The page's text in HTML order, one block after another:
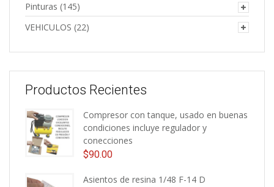
Pinturas (145)
VEHICULOS (22)
Productos Recientes
Compresor con tanque, usado en buenas
condiciones incluye regulador y
conecciones
$90.00
Asientos de resina 1/48 F-14 D